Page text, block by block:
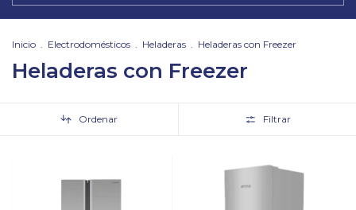
Inicio . Electrodomésticos . Heladeras . Heladeras con Freezer
Heladeras con Freezer
Ordenar Filtrar